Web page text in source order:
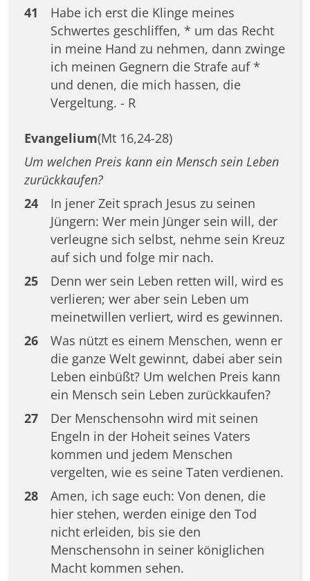
41
Habe ich erst die Klinge meines
Schwertes geschliffen, * um das Recht
in meine Hand zu nehmen, dann zwinge
ich meinen Gegnern die Strafe auf *
und denen, die mich hassen, die
Vergeltung. - R
Evangelium(Mt 16,24-28)
Um welchen Preis kann ein Mensch sein Leben
zurückkaufen?
24
In jener Zeit sprach Jesus zu seinen
Jüngern: Wer mein Jünger sein will, der
verleugne sich selbst, nehme sein Kreuz
auf sich und folge mir nach.
25
Denn wer sein Leben retten will, wird es
verlieren; wer aber sein Leben um
meinetwillen verliert, wird es gewinnen.
26
Was nützt es einem Menschen, wenn er
die ganze Welt gewinnt, dabei aber sein
Leben einbüßt? Um welchen Preis kann
ein Mensch sein Leben zurückkaufen?
27
Der Menschensohn wird mit seinen
Engeln in der Hoheit seines Vaters
kommen und jedem Menschen
vergelten, wie es seine Taten verdienen.
28
Amen, ich sage euch: Von denen, die
hier stehen, werden einige den Tod
nicht erleiden, bis sie den
Menschensohn in seiner königlichen
Macht kommen sehen.